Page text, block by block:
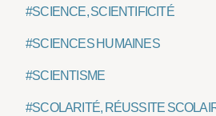
#SCIENCE, SCIENTIFICITÉ
#SCIENCES HUMAINES
#SCIENTISME
#SCOLARITÉ, RÉUSSITE